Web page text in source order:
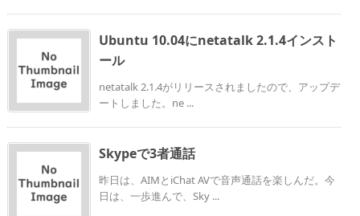
Ubuntu 10.04にnetatalk 2.1.4インスト
ール
netatalk 2.1.4がリリースされましたので、アップデ
ートしました。ne ...
Skypeで3者通話
昨日は、AIMとiChat AVで音声通話を楽しんだ。今
日は、一歩進んで、Sky ...